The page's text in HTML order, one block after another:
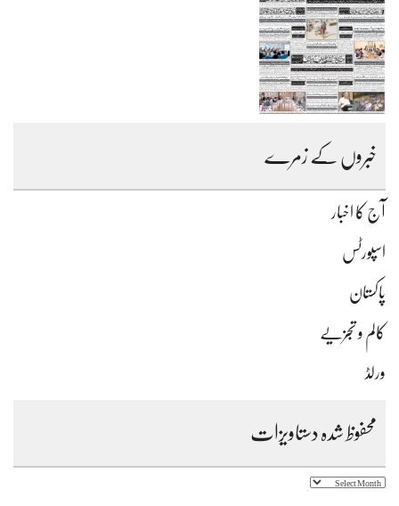
خبروں کے زمرے
آج کا اخبار
اسپورٹس
پاکستان
کالم و تجزیے
ورلڈ
محفوظ شدہ دستاویزات
محفوظ